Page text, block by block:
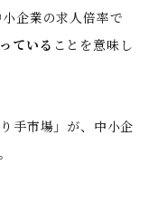
小企業の求人倍率で
ている ことを意味し
手市場」が、中小企